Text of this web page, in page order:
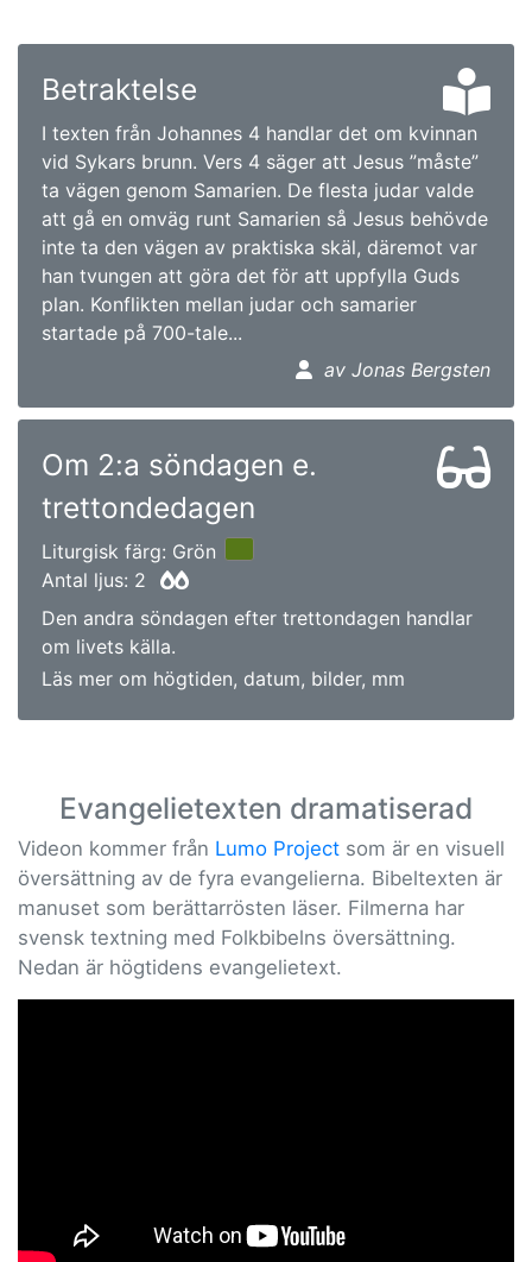
Betraktelse
I texten från Johannes 4 handlar det om kvinnan
vid Sykars brunn. Vers 4 säger att Jesus ”måste”
ta vägen genom Samarien. De flesta judar valde
att gå en omväg runt Samarien så Jesus behövde
inte ta den vägen av praktiska skäl, däremot var
han tvungen att göra det för att uppfylla Guds
plan. Konflikten mellan judar och samarier
startade på 700-tale...
av Jonas Bergsten
Om 2:a söndagen e.
trettondedagen
Liturgisk färg: Grön
Antal ljus: 2
Den andra söndagen efter trettondagen handlar
om livets källa.
Läs mer om högtiden, datum, bilder, mm
Evangelietexten dramatiserad
Videon kommer från Lumo Project som är en visuell
översättning av de fyra evangelierna. Bibeltexten är
manuset som berättarrösten läser. Filmerna har
svensk textning med Folkbibelns översättning.
Nedan är högtidens evangelietext.